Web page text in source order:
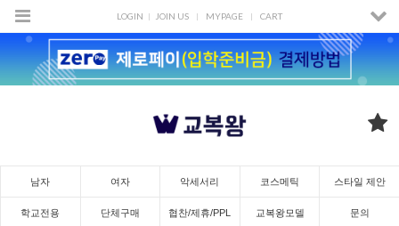
LOGIN JOIN US MYPAGE CART
남자 여자 악세서리 코스메틱 스타일 제안
학교전용 단체구매 협찬/제휴/PPL 교복왕모델 문의